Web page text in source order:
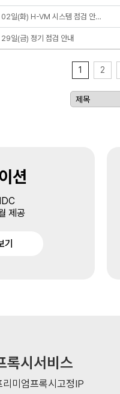
일(화) H-VM 시스템 점검 안…
일(금) 정기 점검 안내
1 2
션
제공
록시서비스
리미엄프록시고정IP